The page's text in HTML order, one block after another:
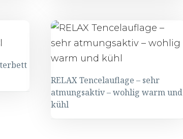
RELAX Tencelauflage – sehr
atmungsaktiv – wohlig warm und
kühl